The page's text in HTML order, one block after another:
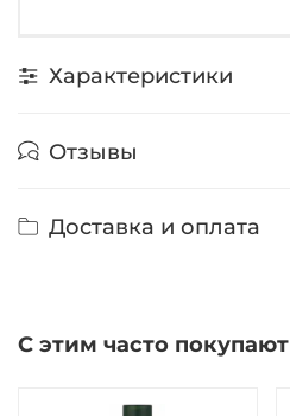
Характеристики
Отзывы
Доставка и оплата
С этим часто покупают